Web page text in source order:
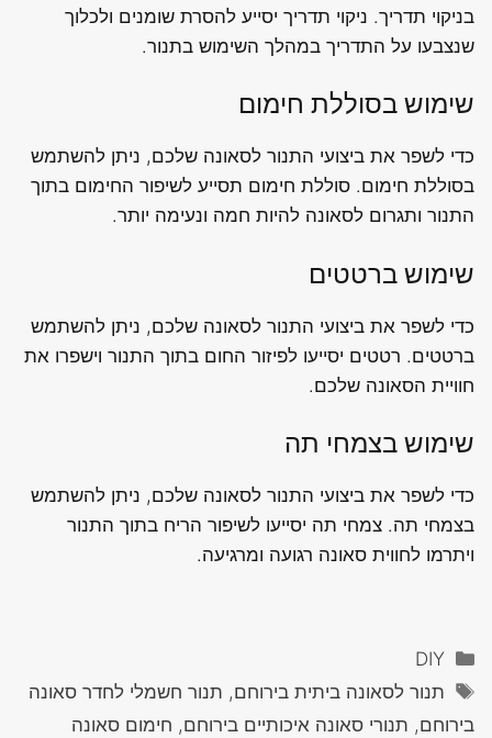
בניקוי תדריך. ניקוי תדריך יסייע להסרת שומנים ולכלוך
שנצבעו על התדריך במהלך השימוש בתנור.
שימוש בסוללת חימום
כדי לשפר את ביצועי התנור לסאונה שלכם, ניתן להשתמש
בסוללת חימום. סוללת חימום תסייע לשיפור החימום בתוך
התנור ותגרום לסאונה להיות חמה ונעימה יותר.
שימוש ברטטים
כדי לשפר את ביצועי התנור לסאונה שלכם, ניתן להשתמש
ברטטים. רטטים יסייעו לפיזור החום בתוך התנור וישפרו את
חוויית הסאונה שלכם.
שימוש בצמחי תה
כדי לשפר את ביצועי התנור לסאונה שלכם, ניתן להשתמש
בצמחי תה. צמחי תה יסייעו לשיפור הריח בתוך התנור
ויתרמו לחווית סאונה רגועה ומרגיעה.
קטגוריות
DIY
תגיות
תנור לסאונה ביתית בירוחם, תנור חשמלי לחדר סאונה
בירוחם, תנורי סאונה איכותיים בירוחם, חימום סאונה